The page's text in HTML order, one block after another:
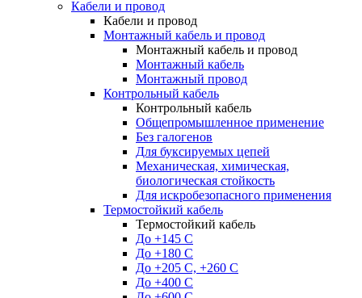
Кабели и провод
Кабели и провод
Монтажный кабель и провод
Монтажный кабель и провод
Монтажный кабель
Монтажный провод
Контрольный кабель
Контрольный кабель
Общепромышленное применение
Без галогенов
Для буксируемых цепей
Механическая, химическая,
биологическая стойкость
Для искробезопасного применения
Термостойкий кабель
Термостойкий кабель
До +145 С
До +180 C
До +205 С, +260 С
До +400 C